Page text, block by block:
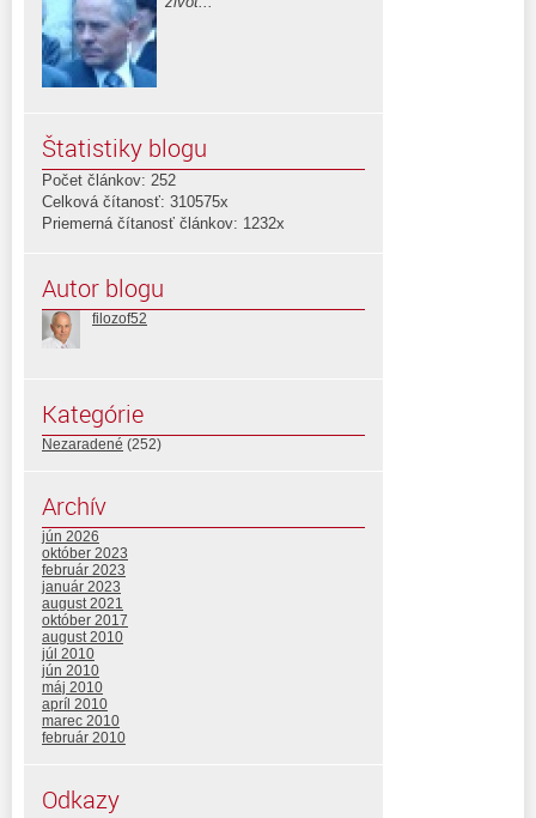
Štatistiky blogu
Počet článkov: 252
Celková čítanosť: 310575x
Priemerná čítanosť článkov: 1232x
Autor blogu
filozof52
Kategórie
Nezaradené (252)
Archív
jún 2026
október 2023
február 2023
január 2023
august 2021
október 2017
august 2010
júl 2010
jún 2010
máj 2010
apríl 2010
marec 2010
február 2010
Odkazy